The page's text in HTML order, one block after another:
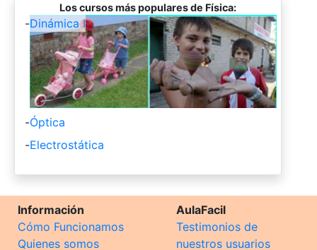
Los cursos más populares de Física:
-Dinámica I
-Óptica
-Electrostática
Información
Cómo Funcionamos
Quienes somos
AulaFacil
Testimonios de
nuestros usuarios